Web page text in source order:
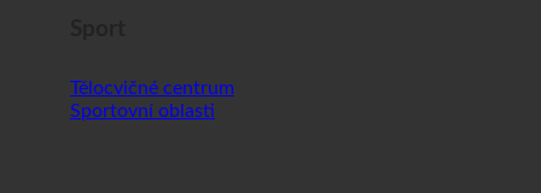
Tělocvičné centrum
Sportovní oblasti